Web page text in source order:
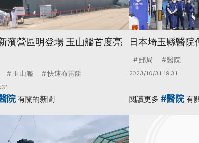
濱營區明登場 玉山艦首度亮
玉山艦 快速布雷艇
日本埼玉縣醫
郵局 醫院
2023/10/31 19:31
院有關的新聞 閱讀更多 #醫院有